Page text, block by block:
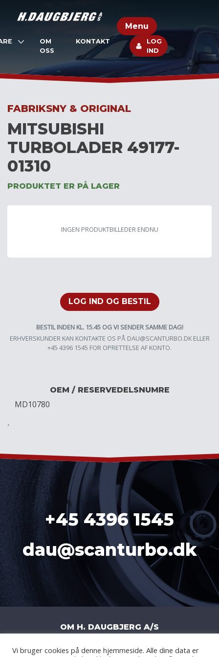
Menu
OM
OSS
KONTAKT
LOG
IND
FABRIKSNY & ORIGINAL
MITSUBISHI
TURBOLADER 49177-
01310
PRODUKTET ER PÅ LAGER
INGEN PRODUKTBILLEDER ENDNU
LOG IND OG BESTIL
BESTIL INDEN KL. 15.45 OG VI SENDER SAMME DAG!
ERHVERSKUNDER KAN KONTAKTE OS PÅ DAU@SCANTURBO.DKELLER
+45 4396 1545 FOR OPRETTELSE AF KONTO.
OEM / RESERVEDELSNUMRE
MD10780
´
+45 4396 1545
dau@scanturbo.dk
OM H. DAUGBJERG A/S
H. DAUGBJERG A/S | LITERBUEN 11J |
Vi bruger cookies på denne hjemmeside. Alle dine data er